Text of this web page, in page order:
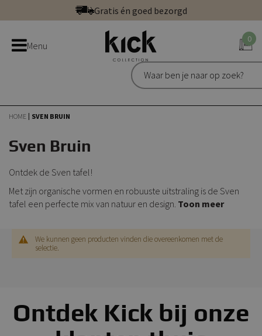
direct
naar
Gratis én goed bezorgd
Bestel bij de officiële Kick webshop
Uitstekend | 300+ reviews
Gratis én goed bezorgd
Menu
0
HOME SVEN BRUIN
Sven Bruin
Ontdek de Sven tafel!
Met zijn organische vormen en robuuste uitstraling is de Sven
tafel een perfecte mix van natuur en design. Toon meer
We kunnen geen producten vinden die overeenkomen met de
selectie.
Ontdek Kick bij onze